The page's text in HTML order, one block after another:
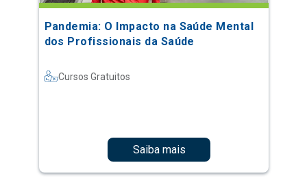
Pandemia: O Impacto na Saúde Mental
dos Profissionais da Saúde
Cursos Gratuitos
Saiba mais